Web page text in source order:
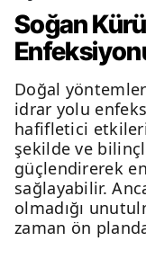
Soğan
Doğal
idrar yolu
hafifletici
şekilde ve bilinçli
güçlendirerek
sağlayabilir.
olmadığı
zaman ön